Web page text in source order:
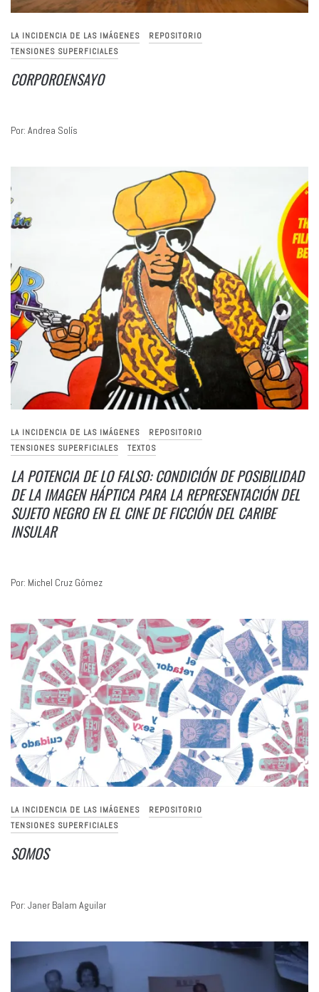
LA INCIDENCIA DE LAS IMÁGENES
REPOSITORIO
TENSIONES SUPERFICIALES
CORPOROENSAYO
Por: Andrea Solís
LA INCIDENCIA DE LAS IMÁGENES
REPOSITORIO
TENSIONES SUPERFICIALES
TEXTOS
LA POTENCIA DE LO FALSO: CONDICIÓN DE POSIBILIDAD
DE LA IMAGEN HÁPTICA PARA LA REPRESENTACIÓN DEL
SUJETO NEGRO EN EL CINE DE FICCIÓN DEL CARIBE
INSULAR
Por: Michel Cruz Gómez
LA INCIDENCIA DE LAS IMÁGENES
REPOSITORIO
TENSIONES SUPERFICIALES
SOMOS
Por: Janer Balam Aguilar